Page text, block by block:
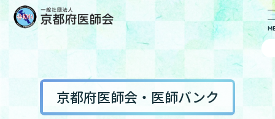
京都府医師会・医師バンク